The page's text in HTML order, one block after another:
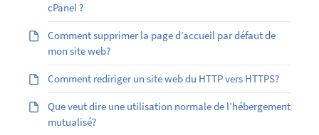
cPanel ?
Comment supprimer la page d’accueil par défaut de
mon site web?
Comment rediriger un site web du HTTP vers HTTPS?
Que veut dire une utilisation normale de l’hébergement
mutualisé?